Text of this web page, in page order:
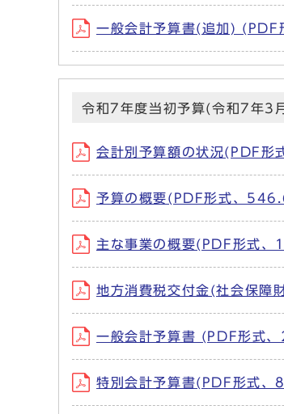
一般会計予算書(追加)
令和7年度当初予算(令和7年3
会計別予算額の状況(PDF
予算の概要(PDF形式、
主な事業の概要(PDF形式
地方消費税交付金(社会保
一般会計予算書 (PDF形式
特別会計予算書(PDF形式